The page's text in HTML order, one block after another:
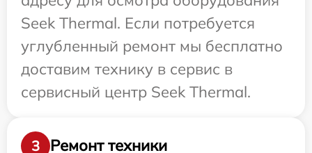
Seek Thermal. Если потребуется
углубленный ремонт мы бесплатно
доставим технику в сервис в
сервисный центр Seek Thermal.
3
Ремонт техники